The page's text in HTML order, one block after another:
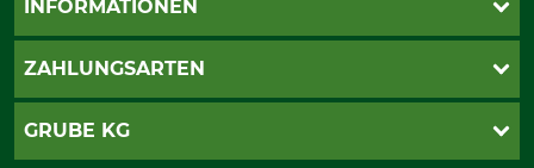
Seilwindenprüfung
INFORMATIONEN
AGB
ZAHLUNGSARTEN
PayPal
GRUBE KG